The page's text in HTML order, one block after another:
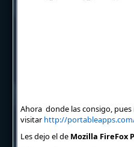
Ahora donde las consigo,
visitar http://
Les dejo el de Mozilla FireFox